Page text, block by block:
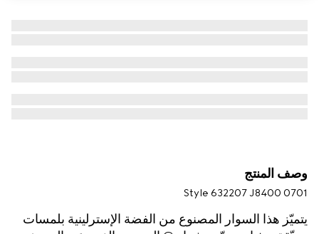
وصف المنتج
Style ‎632207 J8400 0701
يتميّز هذا السوار المصنوع من الفضة الإسترلينية بلمسات